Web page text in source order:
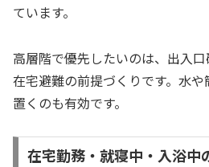
ています。
高層階で優先したいのは、出入口
在宅避難の前提づくりです。水
置くのも有効です。
在宅勤務・就寝中・入浴中